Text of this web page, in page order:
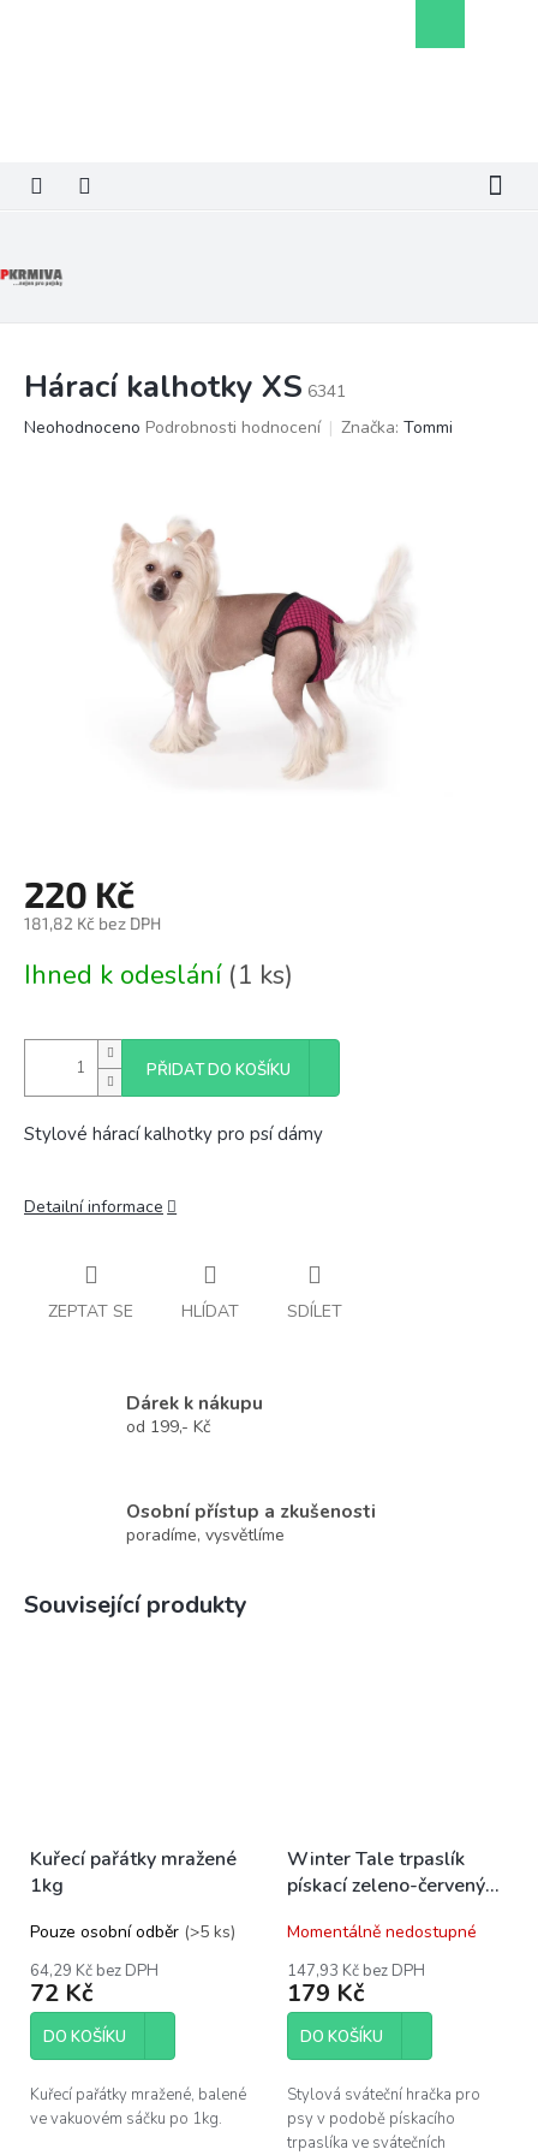
košík
Hárací kalhotky XS 6341
Průměrné
Neohodnoceno Podrobnosti hodnocení Značka: Tommi
220 Kč
181,82 Kč bez DPH
cena:
Ihned k odeslání (1 ks)
PŘIDAT DO KOŠÍKU
Stylové hárací kalhotky pro psí dámy
Detailní informace
ZEPTAT SE HLÍDAT SDÍLET
Dárek k nákupu
od 199,- Kč
Osobní přístup a zkušenosti
poradíme, vysvětlíme
Související produkty
Kuřecí pařátky mražené
1kg
Pouze osobní odběr (>5 ks)
64,29 Kč bez DPH
72 Kč
DO KOŠÍKU
Kuřecí pařátky mražené, balené
ve vakuovém sáčku po 1kg.
Winter Tale trpaslík
pískací zeleno-červený
Momentálně nedostupné
147,93 Kč bez DPH
179 Kč
DO KOŠÍKU
Stylová sváteční hračka pro
psy v podobě pískacího
trpaslíka ve svátečních